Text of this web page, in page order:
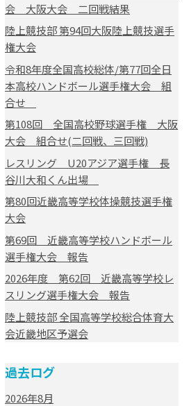
会 大阪大会 二回戦結果
陸上競技部 第94回大阪陸上競技選手
権大会
令和8年度全国高校総体/第77回全日
本高校ハンドボール選手権大会 組
合せ
第108回 全国高校野球選手権 大阪
大会 組合せ(二回戦、三回戦)
レスリング U20アジア選手権 長
谷川大和くん出場
第80回近畿高等学校体操競技選手権
大会
第69回 近畿高等学校ハンドボール
選手権大会 報告
2026年度 第62回 近畿高等学校レ
スリング選手権大会 報告
陸上競技部 全国高等学校総合体育大
会近畿地区予選会
過去ログ
2026年8月